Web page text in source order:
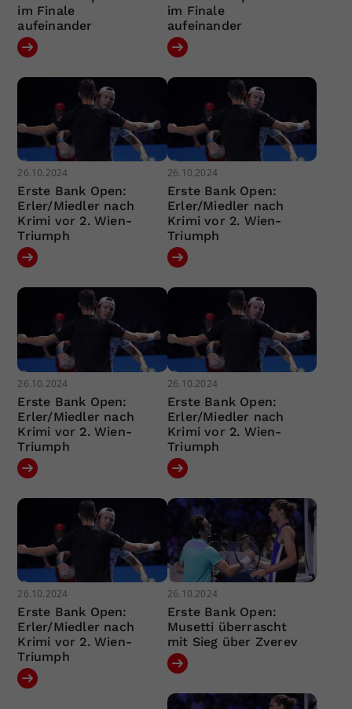
im Finale
aufeinander
im Finale
aufeinander
26.10.2024
Erste Bank Open:
Erler/Miedler nach
Krimi vor 2. Wien-
Triumph
26.10.2024
Erste Bank Open:
Erler/Miedler nach
Krimi vor 2. Wien-
Triumph
26.10.2024
Erste Bank Open:
Erler/Miedler nach
Krimi vor 2. Wien-
Triumph
26.10.2024
Erste Bank Open:
Erler/Miedler nach
Krimi vor 2. Wien-
Triumph
26.10.2024
Erste Bank Open:
Erler/Miedler nach
Krimi vor 2. Wien-
Triumph
26.10.2024
Erste Bank Open:
Musetti überrascht
mit Sieg über Zverev